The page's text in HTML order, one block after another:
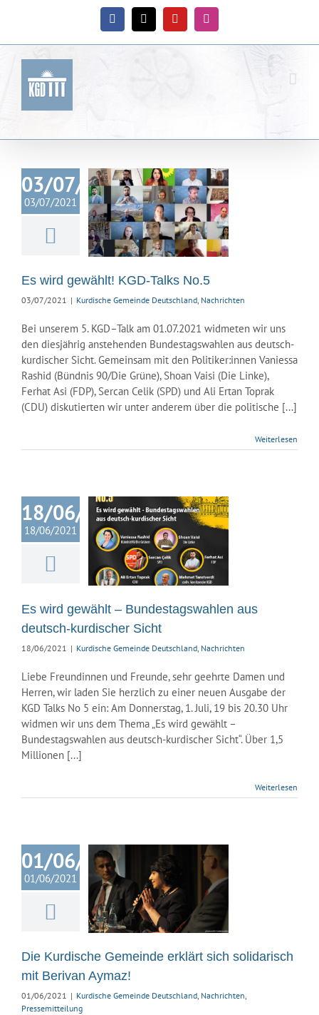
Facebook
X YouTubeInstagram
03/07/2021
03/07/2021
gewählt!
Talks No.5
Gemeinde
Es wird gewählt! KGD-Talks No.5
03/07/2021 | Kurdische Gemeinde Deutschland, Nachrichten
Bei unserem 5. KGD–Talk am 01.07.2021 widmeten wir uns
den diesjährig anstehenden Bundestagswahlen aus deutsch-
kurdischer Sicht. Gemeinsam mit den Politiker:innen Vaniessa
Rashid (Bündnis 90/Die Grüne), Shoan Vaisi (Die Linke),
Ferhat Asi (FDP), Sercan Celik (SPD) und Ali Ertan Toprak
(CDU) diskutierten wir unter anderem über die politische [...]
Weiterlesen
18/06/2021
18/06/2021
gewählt –
deutsch-
Sicht
Nachrichten
Es wird gewählt – Bundestagswahlen aus
deutsch-kurdischer Sicht
18/06/2021 | Kurdische Gemeinde Deutschland Nachrichten
Liebe Freundinnen und Freunde, sehr geehrte Damen und
Herren, wir laden Sie herzlich zu einer neuen Ausgabe der
KGD Talks No 5 ein: Am Donnerstag, 1. Juli, 19 bis 20.30 Uhr
widmen wir uns dem Thema „Es wird gewählt –
Bundestagswahlen aus deutsch-kurdischer Sicht“. Über 1,5
Millionen [...]
Weiterlesen
01/06/2021
01/06/2021
erklärt
mit
Die Kurdische Gemeinde erklärt sich solidarisch
mit Berivan Aymaz!
01/06/2021 | Kurdische Gemeinde Deutschland, Nachrichten,
Pressemitteilung